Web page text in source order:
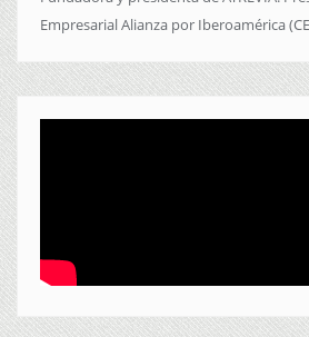
Empresarial Alianza por Iberoamérica